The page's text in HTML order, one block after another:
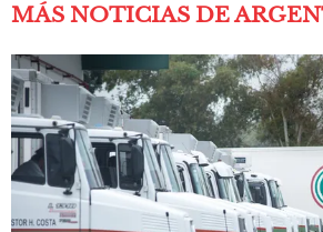
MÁS NOTICIAS DE